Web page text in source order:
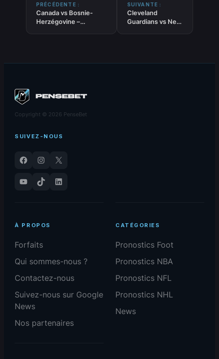
PRÉCÉDENTE :
Canada vs Bosnie-
Herzégovine –
SUIVANTE :
Cleveland
Guardians vs New
Copyright © 2026 PenseBet
SUIVEZ-NOUS
Facebook Instagram
X
YouTube
TikTok LinkedIn
À PROPOS
Forfaits
Qui sommes-nous ?
Contactez-nous
Suivez-nous sur Google
News
Nos partenaires
CATÉGORIES
Pronostics Foot
Pronostics NBA
Pronostics NFL
Pronostics NHL
News